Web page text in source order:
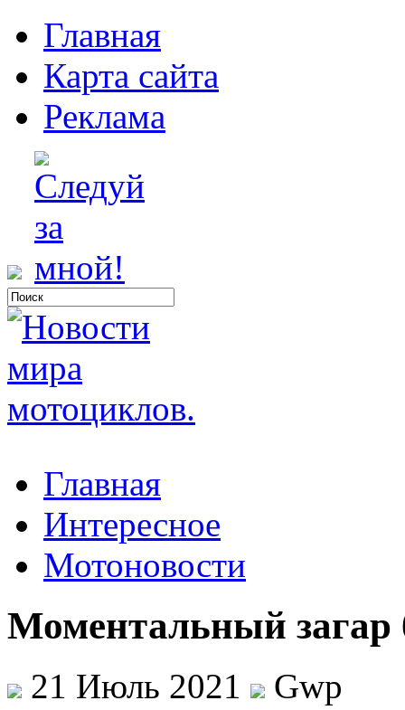
Главная
Карта сайта
Реклама
Главная
Интересное
Мотоновости
Моментальный загар
21 Июль 2021
Gwp